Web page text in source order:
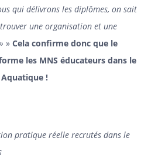
qui délivrons les diplômes, on sait
une organisation et une
» Cela confirme donc que le
les MNS éducateurs dans le
Aquatique !
pratique réelle recrutés dans le